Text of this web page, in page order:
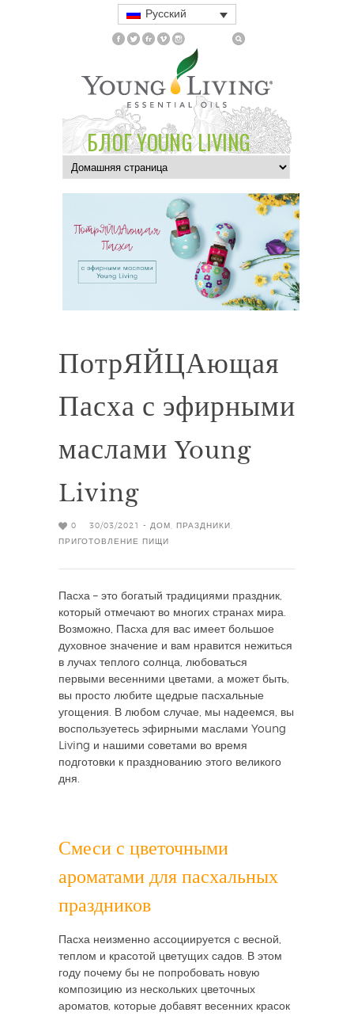
Русский
БЛОГ YOUNG LIVING
ПотрЯЙЦАющая
Пасха с эфирными
маслами Young
Living
0 30/03/2021 - ДОМ ПРАЗДНИКИ
ПРИГОТОВЛЕНИЕ ПИЩИ
Пасха – это богатый традициями праздник,
который отмечают во многих странах мира.
Возможно, Пасха для вас имеет большое
духовное значение и вам нравится нежиться
в лучах теплого солнца, любоваться
первыми весенними цветами, а может быть,
вы просто любите щедрые пасхальные
угощения. В любом случае, мы надеемся, вы
воспользуетесь эфирными маслами Young
Living и нашими советами во время
подготовки к празднованию этого великого
дня.
Смеси с цветочными
ароматами для пасхальных
праздников
Пасха неизменно ассоциируется с весной,
теплом и красотой цветущих садов. В этом
году почему бы не попробовать новую
композицию из нескольких цветочных
ароматов, которые добавят весенних красок